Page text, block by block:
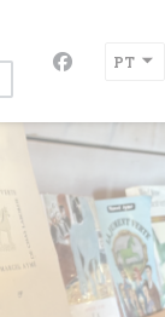
Facebook
PT